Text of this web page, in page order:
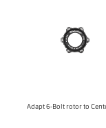
Adapt 6-Bolt rotor to